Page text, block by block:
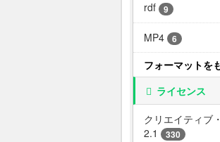
rdf 9
MP4 6
フォーマットを
ライセンス
クリエイティブ
2.1
330